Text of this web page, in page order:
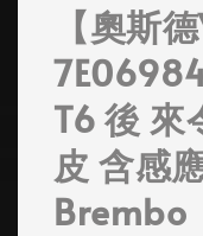
【奧斯
T6 後 來
皮 含感
Brembo